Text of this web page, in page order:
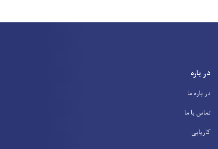
در باره
در باره ما
تماس با ما
کاریابی